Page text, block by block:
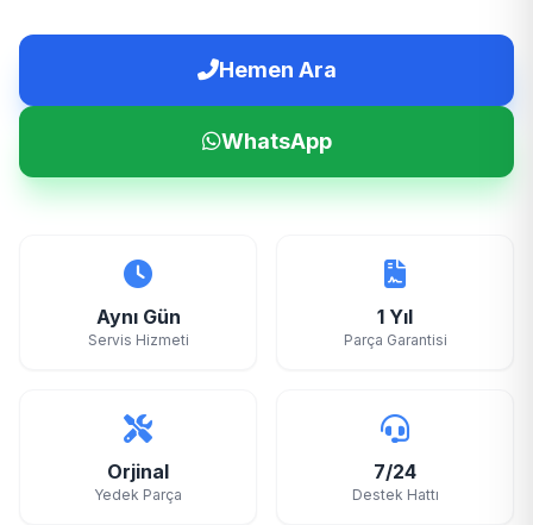
Hemen Ara
WhatsApp
Aynı Gün
Servis Hizmeti
1 Yıl
Parça Garantisi
Orjinal
Yedek Parça
7/24
Destek Hattı